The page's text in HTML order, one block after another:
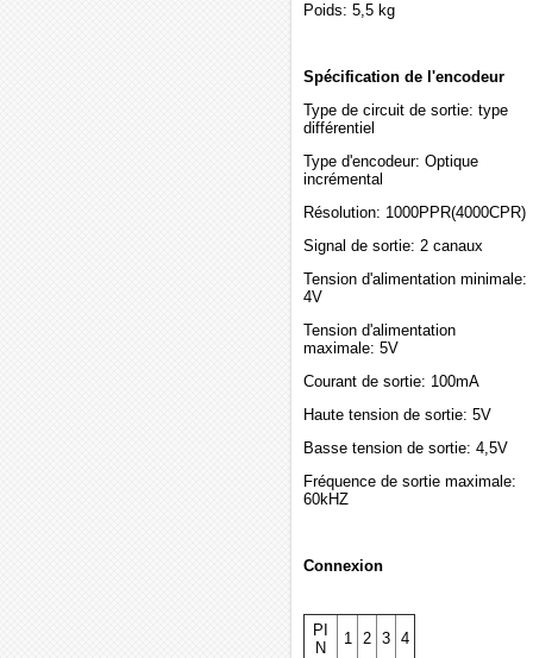
Poids: 5,5 kg
Spécification de l'encodeur
Type de circuit de sortie: type
différentiel
Type d'encodeur: Optique
incrémental
Résolution: 1000PPR(4000CPR)
Signal de sortie: 2 canaux
Tension d'alimentation minimale:
4V
Tension d'alimentation
maximale: 5V
Courant de sortie: 100mA
Haute tension de sortie: 5V
Basse tension de sortie: 4,5V
Fréquence de sortie maximale:
60kHZ
Connexion
PI
N
1 2 3 4